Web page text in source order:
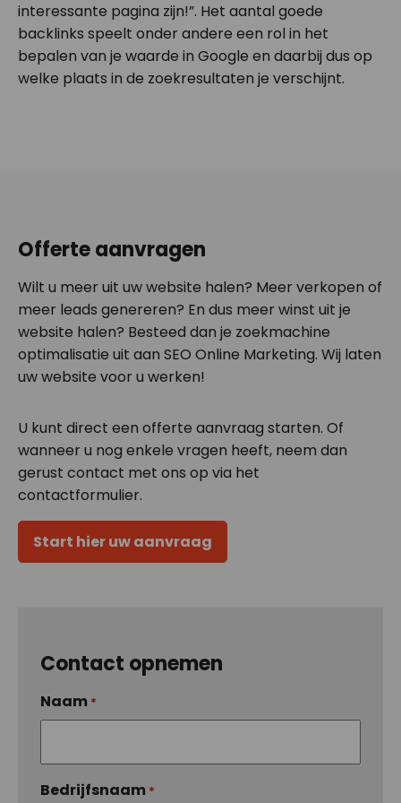
interessante pagina zijn!”. Het aantal goede
backlinks speelt onder andere een rol in het
bepalen van je waarde in Google en daarbij dus op
welke plaats in de zoekresultaten je verschijnt.
Offerte aanvragen
Wilt u meer uit uw website halen? Meer verkopen of
meer leads genereren? En dus meer winst uit je
website halen? Besteed dan je zoekmachine
optimalisatie uit aan SEO Online Marketing. Wij laten
uw website voor u werken!
U kunt direct een offerte aanvraag starten. Of
wanneer u nog enkele vragen heeft, neem dan
gerust contact met ons op via het
contactformulier.
Start hier uw aanvraag
Contact opnemen
Naam *
Bedrijfsnaam *